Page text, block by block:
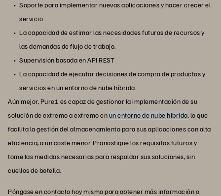
Soporte para implementar nuevas aplicaciones y hacer crecer el
servicio.
La capacidad de estimar las necesidades futuras de recursos y
las demandas de flujo de trabajo.
Supervisión basada en API REST
La capacidad de ejecutar decisiones de compra de productos y
servicios en un entorno de nube híbrida.
Aún mejor, Pure1 es capaz de gestionar la implementación de su
solución de extremo a extremo enun entorno de nube híbrida, lo que
facilita la gestión del almacenamiento para sus aplicaciones con alta
eficiencia, a un coste menor. Pronostique los requisitos futuros y
tome las medidas necesarias para respaldar sus soluciones, sin
cuellos de botella.
Póngase en contacto hoy mismo para obtener más información o